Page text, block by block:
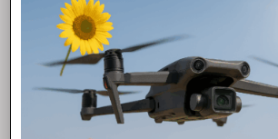
Fly To Discover® è il tuo è rivenditore Dji